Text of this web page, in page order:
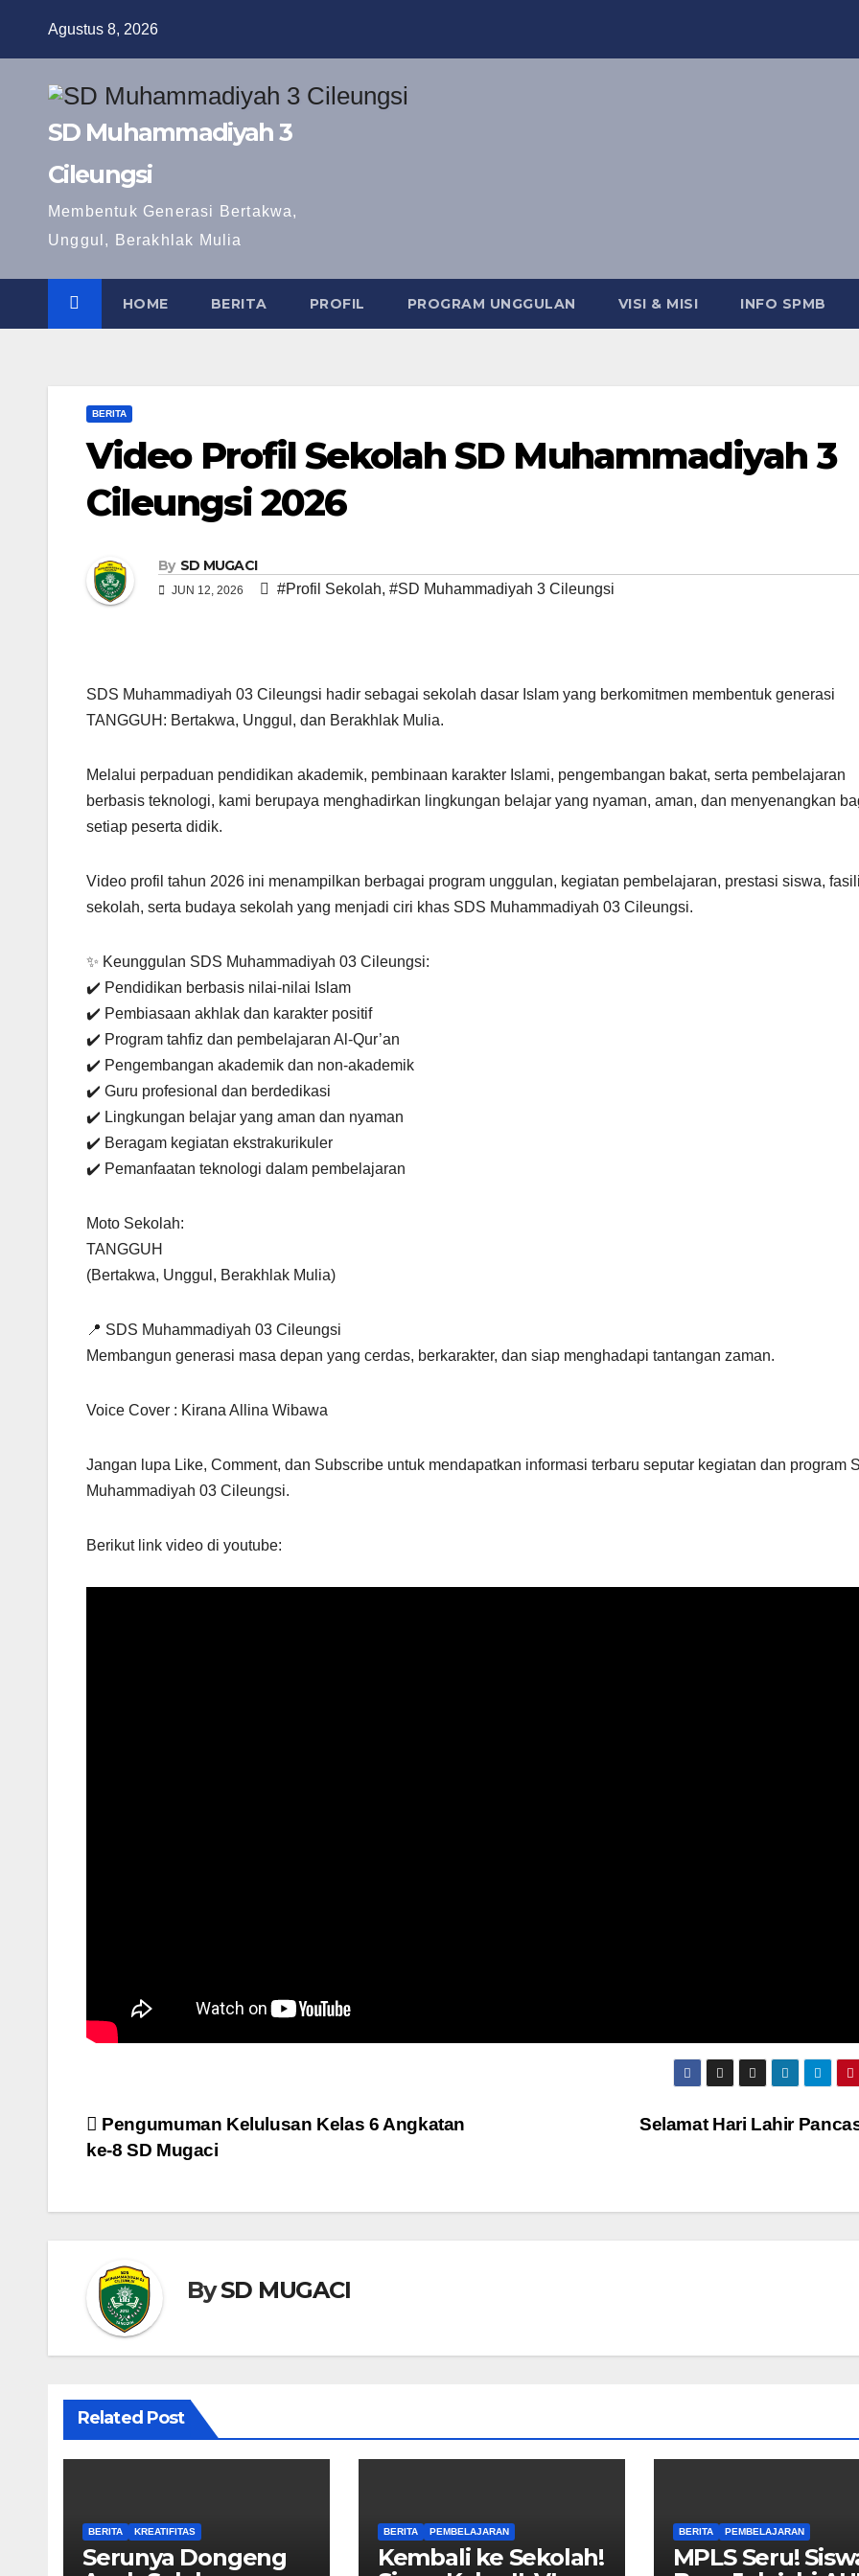
Agustus 8, 2026
SD Muhammadiyah 3
Cileungsi
Membentuk Generasi Bertakwa,
Unggul, Berakhlak Mulia
HOME BERITA PROFIL PROGRAM UNGGULAN VISI & MISI INFO SPMB
BERITA
Video Profil Sekolah SD Muhammadiyah 3
Cileungsi 2026
By SD MUGACI
JUN 12, 2026 #Profil Sekolah, #SD Muhammadiyah 3 Cileungsi
SDS Muhammadiyah 03 Cileungsi hadir sebagai sekolah dasar Islam yang berkomitmen membentuk generasi
TANGGUH: Bertakwa, Unggul, dan Berakhlak Mulia.
Melalui perpaduan pendidikan akademik, pembinaan karakter Islami, pengembangan bakat, serta pembelajaran
berbasis teknologi, kami berupaya menghadirkan lingkungan belajar yang nyaman, aman, dan menyenangkan
setiap peserta didik.
Video profil tahun 2026 ini menampilkan berbagai program unggulan, kegiatan pembelajaran, prestasi siswa,
sekolah, serta budaya sekolah yang menjadi ciri khas SDS Muhammadiyah 03 Cileungsi.
✨ Keunggulan SDS Muhammadiyah 03 Cileungsi:
✔️ Pendidikan berbasis nilai-nilai Islam
✔️ Pembiasaan akhlak dan karakter positif
✔️ Program tahfiz dan pembelajaran Al-Qur’an
✔️ Pengembangan akademik dan non-akademik
✔️ Guru profesional dan berdedikasi
✔️ Lingkungan belajar yang aman dan nyaman
✔️ Beragam kegiatan ekstrakurikuler
✔️ Pemanfaatan teknologi dalam pembelajaran
Moto Sekolah:
TANGGUH
(Bertakwa, Unggul, Berakhlak Mulia)
📍 SDS Muhammadiyah 03 Cileungsi
Membangun generasi masa depan yang cerdas, berkarakter, dan siap menghadapi tantangan zaman.
Voice Cover : Kirana Allina Wibawa
Jangan lupa Like, Comment, dan Subscribe untuk mendapatkan informasi terbaru seputar kegiatan dan program
Muhammadiyah 03 Cileungsi.
Berikut link video di youtube:
Navigasi
Selamat Hari Lahir
Pengumuman Kelulusan Kelas 6 Angkatan
ke-8 SD Mugaci
BySD MUGACI
Related Post
BERITA KREATIFITAS
Serunya Dongeng
BERITA PEMBELAJARAN
Kembali ke Sekolah!
BERITA PEMBELAJARAN
MPLS Seru!